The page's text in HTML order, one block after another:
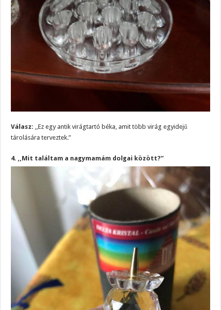
Válasz: ,,Ez egy antik virágtartó béka, amit több virág egyidejű
tárolására terveztek.”
4. ,,Mit találtam a nagymamám dolgai között?”